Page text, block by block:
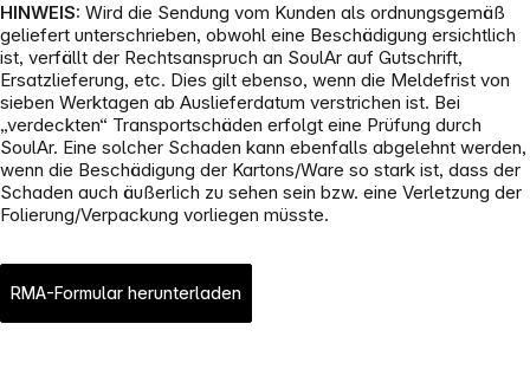
HINWEIS: Wird die Sendung vom Kunden als ordnungsgemäß
geliefert unterschrieben, obwohl eine Beschädigung ersichtlich
ist, verfällt der Rechtsanspruch an SoulAr auf Gutschrift,
Ersatzlieferung, etc. Dies gilt ebenso, wenn die Meldefrist von
sieben Werktagen ab Auslieferdatum verstrichen ist. Bei
„verdeckten“ Transportschäden erfolgt eine Prüfung durch
SoulAr. Eine solcher Schaden kann ebenfalls abgelehnt werden,
wenn die Beschädigung der Kartons/Ware so stark ist, dass der
Schaden auch äußerlich zu sehen sein bzw. eine Verletzung der
Folierung/Verpackung vorliegen müsste.
RMA-Formular herunterladen